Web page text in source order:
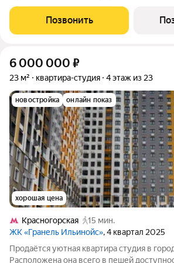
Новый уровень жизни в Красногорске.
архитектурой и
Позвонить
6 000 000 ₽
23 м² квартира-студия 4 этаж из 23
новостройка онлайн показ
хорошая цена
Красногорская
15 мин.
ЖК «Гранель Ильинойс», 4 квартал 2025
Продаётся уютная квартира студия в
Расположена она всего в пешей